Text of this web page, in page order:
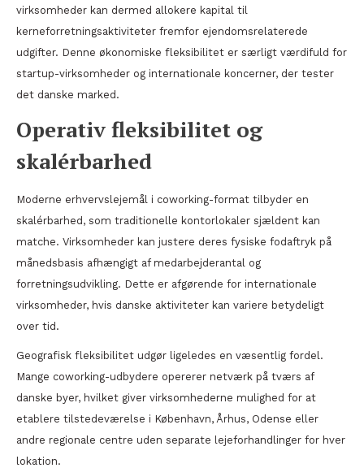
virksomheder kan dermed allokere kapital til
kerneforretningsaktiviteter fremfor ejendomsrelaterede
udgifter. Denne økonomiske fleksibilitet er særligt værdifuld for
startup-virksomheder og internationale koncerner, der tester
det danske marked.
Operativ fleksibilitet og
skalérbarhed
Moderne erhvervslejemål i coworking-format tilbyder en
skalérbarhed, som traditionelle kontorlokaler sjældent kan
matche. Virksomheder kan justere deres fysiske fodaftryk på
månedsbasis afhængigt af medarbejderantal og
forretningsudvikling. Dette er afgørende for internationale
virksomheder, hvis danske aktiviteter kan variere betydeligt
over tid.
Geografisk fleksibilitet udgør ligeledes en væsentlig fordel.
Mange coworking-udbydere opererer netværk på tværs af
danske byer, hvilket giver virksomhederne mulighed for at
etablere tilstedeværelse i København, Århus, Odense eller
andre regionale centre uden separate lejeforhandlinger for hver
lokation.